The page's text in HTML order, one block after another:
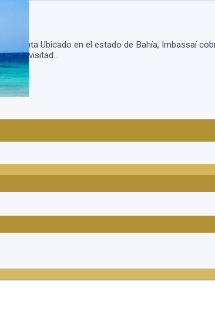
Santa Ubicado en el estado de Bahía, Imbassaí
más visitad...